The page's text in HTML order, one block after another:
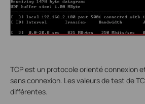
TCP est un protocole orienté connexion
sans connexion. Les valeurs de test de
différentes.